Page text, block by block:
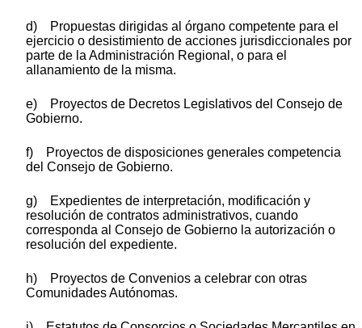
d) Propuestas dirigidas al órgano competente para el
ejercicio o desistimiento de acciones jurisdiccionales por
parte de la Administración Regional, o para el
allanamiento de la misma.
e) Proyectos de Decretos Legislativos del Consejo de
Gobierno.
f) Proyectos de disposiciones generales competencia
del Consejo de Gobierno.
g) Expedientes de interpretación, modificación y
resolución de contratos administrativos, cuando
corresponda al Consejo de Gobierno la autorización o
resolución del expediente.
h) Proyectos de Convenios a celebrar con otras
Comunidades Autónomas.